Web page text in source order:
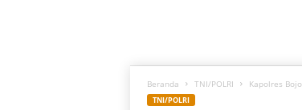
Beranda TNI/POLRI Kapolres
TNI/POLRI